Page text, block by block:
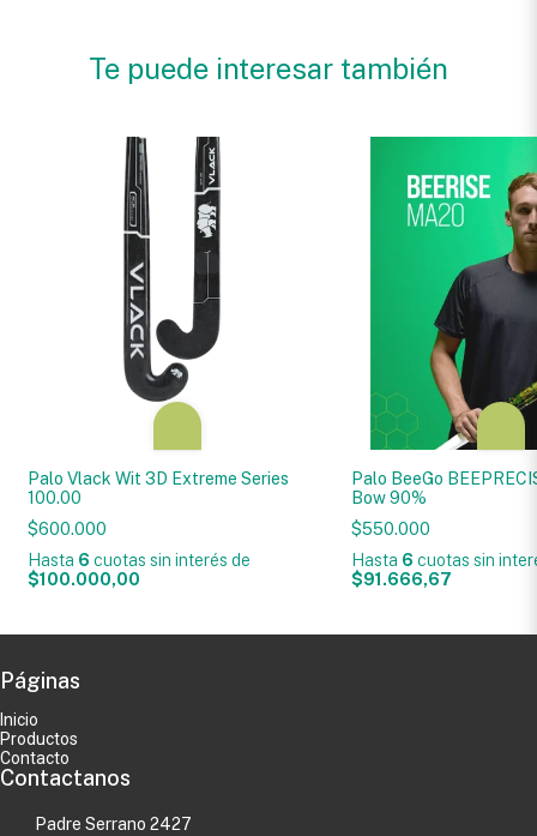
Te puede interesar también
Palo Vlack Wit 3D Extreme Series
100.00
$600.000
Hasta 6 cuotas sin interés de
$100.000,00
Palo BeeGo
Bow 90%
$550.000
Hasta 6 cuotas sin
$91.666,67
Páginas
Inicio
Productos
Contacto
Contactanos
Padre Serrano 2427